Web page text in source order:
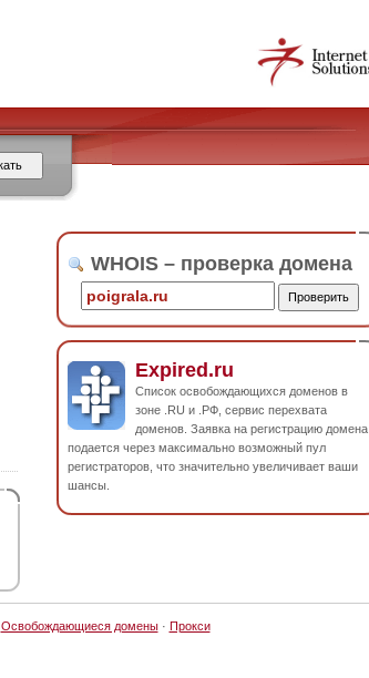
WHOIS – проверка домена
Expired.ru
Список освобождающихся доменов в
зоне .RU и .РФ, сервис перехвата
доменов. Заявка на регистрацию домена
подается через максимально возможный пул
регистраторов, что значительно увеличивает ваши
шансы.
Освобождающиеся домены· Прокси